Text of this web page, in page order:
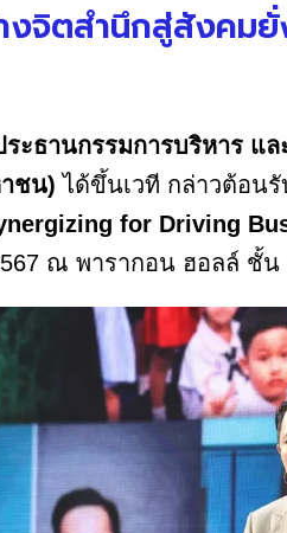
งจิตสำนึกสู่สังคม
ะธานกรรมการบริหาร แ
ชน) ได้ขึ้นเวที กล่าวต้อน
for Driving
ณ พารากอน ฮอลล์ ชั้น